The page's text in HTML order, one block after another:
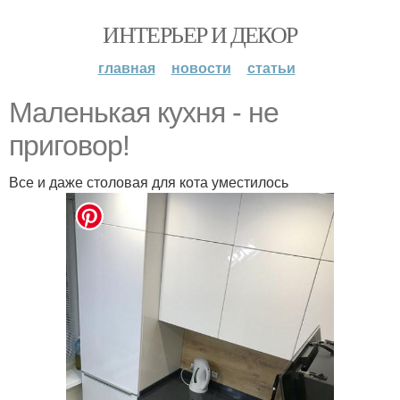
ИНТЕРЬЕР И ДЕКОР
главная новости статьи
Маленькая кухня - не
приговор!
Все и даже столовая для кота уместилось